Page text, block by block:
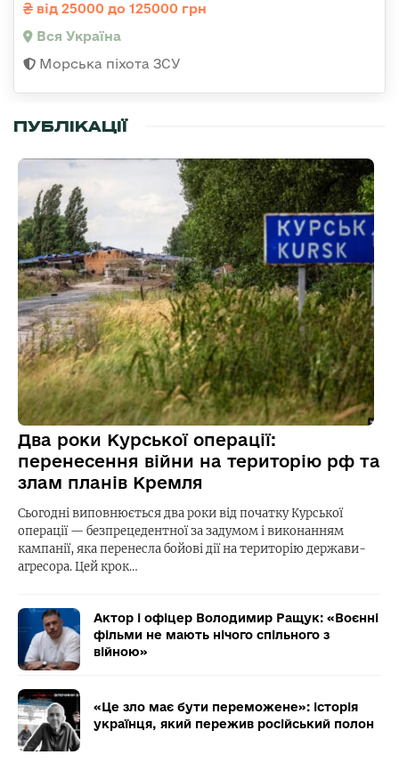
від 25000 до 125000 грн
Вся Україна
Морська піхота ЗСУ
ПУБЛІКАЦІЇ
Два роки Курської операції:
перенесення війни на територію рф та
злам планів Кремля
Сьогодні виповнюється два роки від початку Курської
операції — безпрецедентної за задумом і виконанням
кампанії, яка перенесла бойові дії на територію держави-
агресора. Цей крок…
Актор і офіцер Володимир Ращук: «Воєнні
фільми не мають нічого спільного з
війною»
«Це зло має бути переможене»: історія
українця, який пережив російський полон